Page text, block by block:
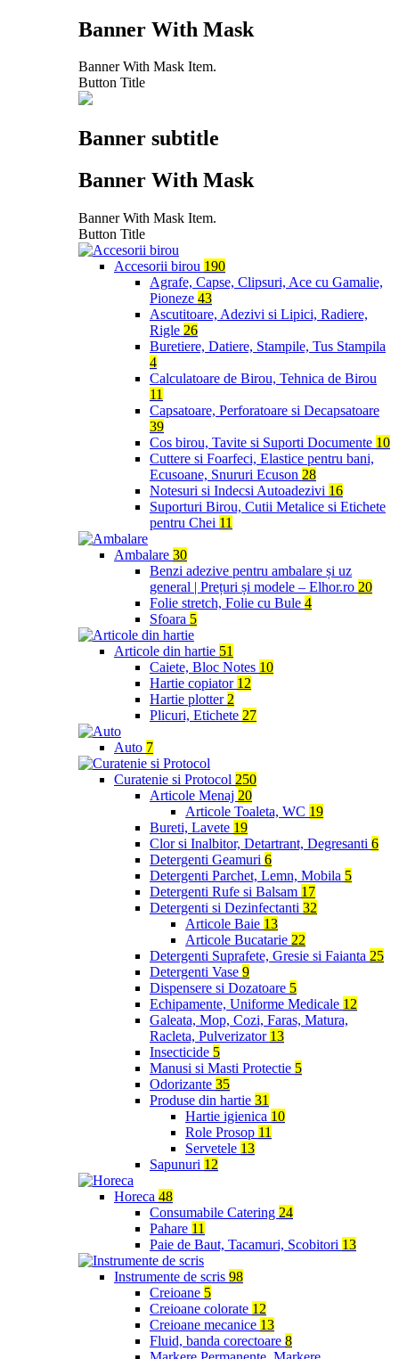
Banner With Mask
Banner With Mask Item.
Button Title
Banner subtitle
Banner With Mask
Banner With Mask Item.
Button Title
Accesorii birou 190
Agrafe, Capse, Clipsuri, Ace cu Gamalie,
Pioneze 43
Ascutitoare, Adezivi si Lipici, Radiere,
Rigle 26
Buretiere, Datiere, Stampile, Tus Stampila
4
Calculatoare de Birou, Tehnica de Birou
11
Capsatoare, Perforatoare si Decapsatoare
39
Cos birou, Tavite si Suporti Documente 10
Cuttere si Foarfeci, Elastice pentru bani,
Ecusoane, Snururi Ecuson 28
Notesuri si Indecsi Autoadezivi 16
Suporturi Birou, Cutii Metalice si Etichete
pentru Chei 11
Ambalare 30
Benzi adezive pentru ambalare și uz
general | Prețuri și modele – Elhor.ro 20
Folie stretch, Folie cu Bule 4
Sfoara 5
Articole din hartie 51
Caiete, Bloc Notes 10
Hartie copiator 12
Hartie plotter 2
Plicuri, Etichete 27
Auto 7
Curatenie si Protocol 250
Articole Menaj 20
Articole Toaleta, WC 19
Bureti, Lavete 19
Clor si Inalbitor, Detartrant, Degresanti 6
Detergenti Geamuri 6
Detergenti Parchet, Lemn, Mobila 5
Detergenti Rufe si Balsam 17
Detergenti si Dezinfectanti 32
Articole Baie 13
Articole Bucatarie 22
Detergenti Suprafete, Gresie si Faianta 25
Detergenti Vase 9
Dispensere si Dozatoare 5
Echipamente, Uniforme Medicale 12
Galeata, Mop, Cozi, Faras, Matura,
Racleta, Pulverizator 13
Insecticide 5
Manusi si Masti Protectie 5
Odorizante 35
Produse din hartie 31
Hartie igienica 10
Role Prosop 11
Servetele 13
Sapunuri 12
Horeca 48
Consumabile Catering 24
Pahare 11
Paie de Baut, Tacamuri, Scobitori 13
Instrumente de scris 98
Creioane 5
Creioane colorate 12
Creioane mecanice 13
Fluid, banda corectoare 8